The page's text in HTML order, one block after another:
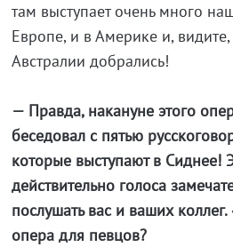
там выступает очень много
Европе, и в Америке и,
Австралии добрались!
— Правда, накануне этого
беседовал с пятью
которые выступают в Сиднее!
действительно голоса
послушать вас и ваших
опера для певцов?